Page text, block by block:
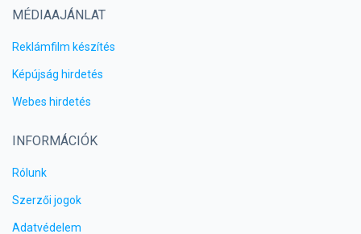
MÉDIAAJÁNLAT
Reklámfilm készítés
Képújság hirdetés
Webes hirdetés
INFORMÁCIÓK
Rólunk
Szerzői jogok
Adatvédelem